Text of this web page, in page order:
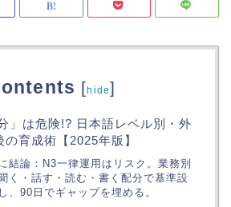
[hide]
」は危険!? 日本語レベル別・外
の育成術【2025年版】
結論：N3一律運用はリスク。業務別
く・話す・読む・書く配分で基準設
、90日でギャップを埋める。